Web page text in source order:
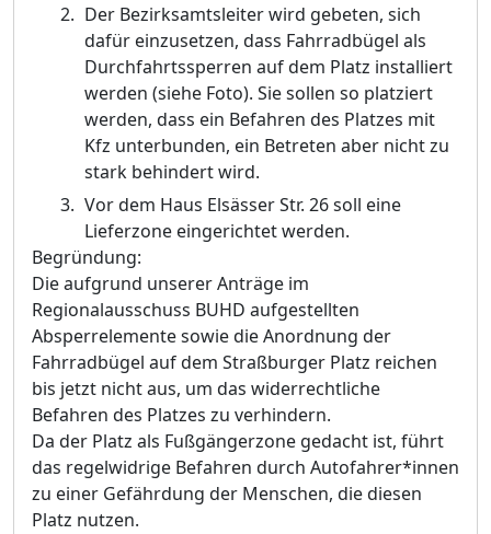
Der Bezirksamtsleiter wird gebeten, sich
dafür einzusetzen, dass Fahrradbügel als
Durchfahrtssperren auf dem Platz installiert
werden (siehe Foto). Sie sollen so platziert
werden, dass ein Befahren des Platzes mit
Kfz unterbunden, ein Betreten aber nicht zu
stark behindert wird.
Vor dem Haus Elsässer Str. 26 soll eine
Lieferzone eingerichtet werden.
Begründung:
Die aufgrund unserer Anträge im
Regionalausschuss BUHD aufgestellten
Absperrelemente sowie die Anordnung der
Fahrradbügel auf dem Straßburger Platz reichen
bis jetzt nicht aus, um das widerrechtliche
Befahren des Platzes zu verhindern.
Da der Platz als Fußgängerzone gedacht ist, führt
das regelwidrige Befahren durch Autofahrer*innen
zu einer Gefährdung der Menschen, die diesen
Platz nutzen.